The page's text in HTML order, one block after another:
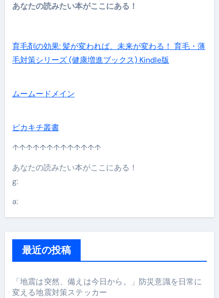
あなたの読みたい本がここにある！
育毛剤の効果: 髪が変われば、未来が変わる！ 育毛・薄
毛対策シリーズ (健康増進ブックス) Kindle版
ムームードメイン
ピカキチ叢書
↑↑↑↑↑↑↑↑↑↑↑↑↑
あなたの読みたい本がここにある！
g:
a:
最近の投稿
「地震は突然、備えは今日から。」防災意識を日常に
変える地震対策ステッカー